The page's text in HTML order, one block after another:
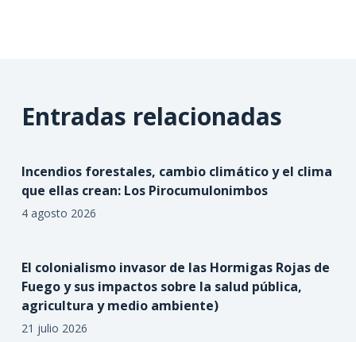
Entradas relacionadas
Incendios forestales, cambio climático y el clima
que ellas crean: Los Pirocumulonimbos
4 agosto 2026
El colonialismo invasor de las Hormigas Rojas de
Fuego y sus impactos sobre la salud pública,
agricultura y medio ambiente)
21 julio 2026